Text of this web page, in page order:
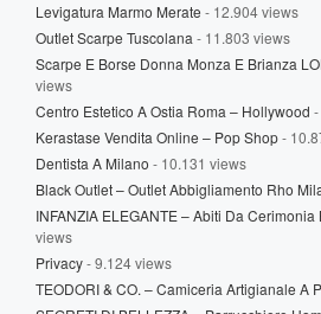
Levigatura Marmo Merate - 12.904 views
Outlet Scarpe Tuscolana - 11.803 views
Scarpe E Borse Donna Monza E Brianza
views
Centro Estetico A Ostia Roma – Hollywood
Kerastase Vendita Online – Pop Shop-
Dentista A Milano - 10.131 views
Black Outlet – Outlet Abbigliamento Rho
INFANZIA ELEGANTE – Abiti Da Cerimonia
views
Privacy- 9.124 views
TEODORI & CO. – Camiceria Artigianale A